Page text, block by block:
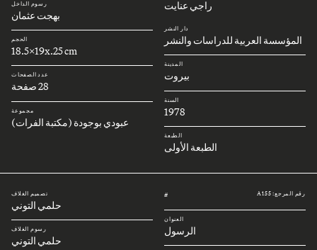
راجي عنايت
دار النشر
المؤسسة العربية للدراسات والنشر
المدينة
بيروت
السنة
1978
الطبعة
الطبعة الأولى
رسوم الداخل
بهجت عثمان
الحجم
18.5x19x.25 cm
عدد الصفحات
28 صفحة
مجموعة
عبودي بوجودة (مكتبة الفرات)
رقم المرجع: A155 #
العنوان
الرسول
تصميم الغلاف
حلمي التوني
رسوم الغلاف
حلمي التوني